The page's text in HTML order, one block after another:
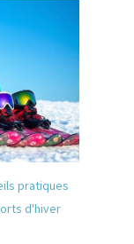
pratiques
d'hiver